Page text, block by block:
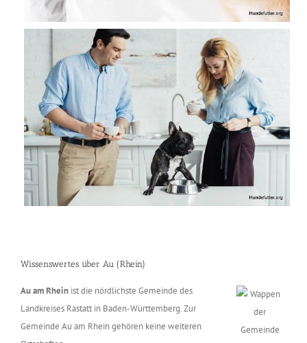
Wissenswertes über Au (Rhein)
Au am Rhein ist die nördlichste Gemeinde des
Landkreises Rastatt in Baden-Württemberg. Zur
Gemeinde Au am Rhein gehören keine weiteren